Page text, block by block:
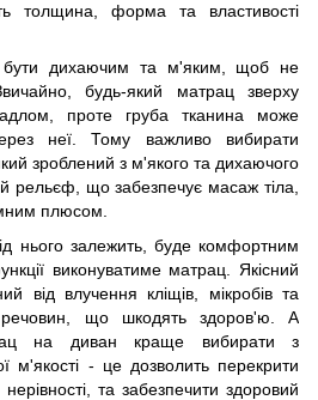
толщина, форма та властивості
бути дихаючим та м'яким, щоб не
будь-який матрац зверху
проте груба тканина може
неї. Тому важливо вибирати
зроблений з м'якого та дихаючого
рельєф, що забезпечує масаж тіла,
плюсом.
нього залежить, буде комфортним
виконуватиме матрац. Якісний
від влучення кліщів, мікробів та
речовин, що шкодять здоров'ю. А
на диван краще вибирати з
м'якості - це дозволить перекрити
та забезпечити здоровий